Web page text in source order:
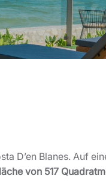
D’en Blanes. Auf
von 517